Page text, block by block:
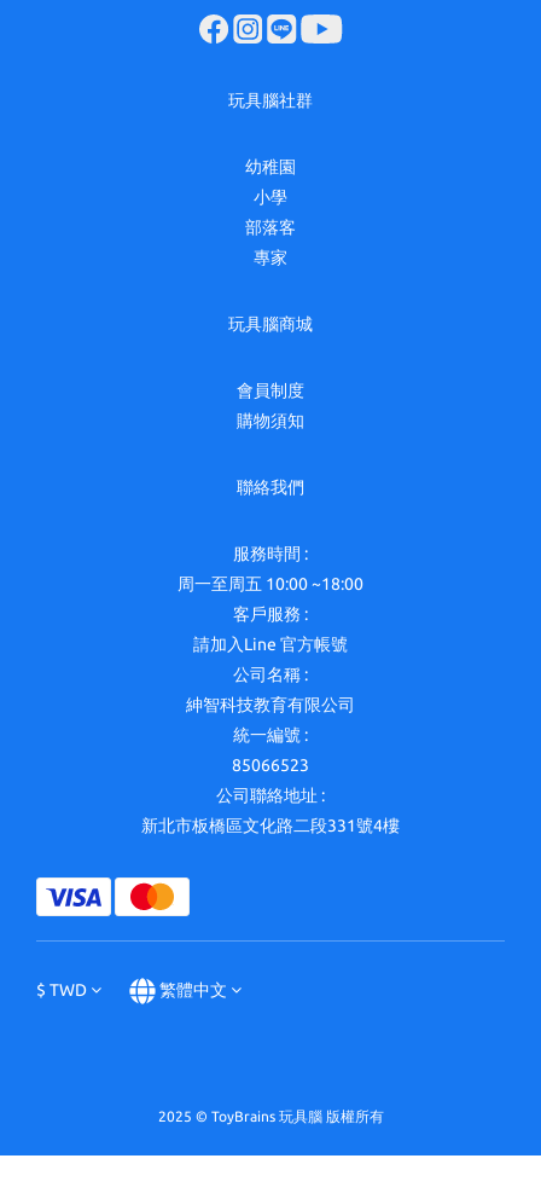
玩具腦社群
幼稚園
小學
部落客
專家
玩具腦商城
會員制度
購物須知
聯絡我們
服務時間 :
周一至周五 10:00 ~18:00
客戶服務 :
請加入Line 官方帳號
公司名稱 :
紳智科技教育有限公司
統一編號 :
85066523
公司聯絡地址 :
新北市板橋區文化路二段331號4樓
$ TWD 繁體中文
2025 © ToyBrains 玩具腦 版權所有